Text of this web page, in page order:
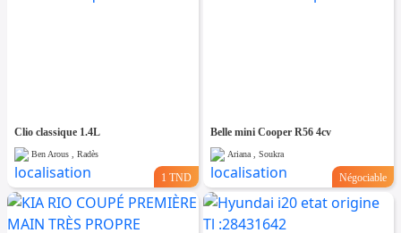
Clio classique 1.4L
Ben Arous , Radès
1 TND
Belle mini Cooper R56 4cv
Ariana , Soukra
Négociable